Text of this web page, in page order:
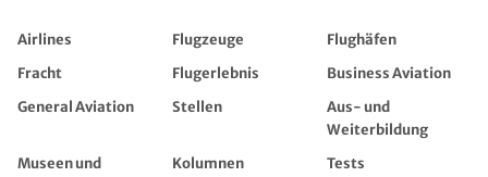
Airlines Flugzeuge
Flughäfen
Fracht
Flugerlebnis
Business Aviation
General Aviation
Stellen
Aus- und
Weiterbildung
Museen und
Kolumnen Tests